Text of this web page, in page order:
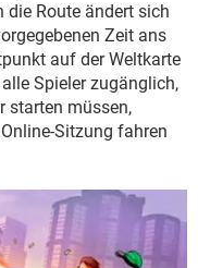
die Route ändert sich
Zeit ans
auf der Weltkarte
Spieler zugänglich,
starten müssen,
Sitzung fahren